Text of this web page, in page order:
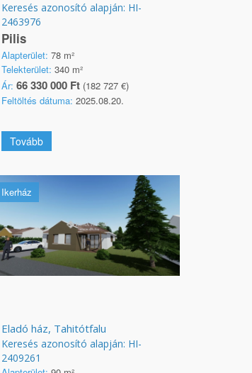
Keresés azonosító alapján: HI-
2463976
Pilis
Alapterület: 78 m²
Telekterület: 340 m²
Ár: 66 330 000 Ft(182 727 €)
Feltöltés dátuma: 2025.08.20.
Tovább
Ikerház
Eladó ház, Tahitótfalu
Keresés azonosító alapján: HI-
2409261